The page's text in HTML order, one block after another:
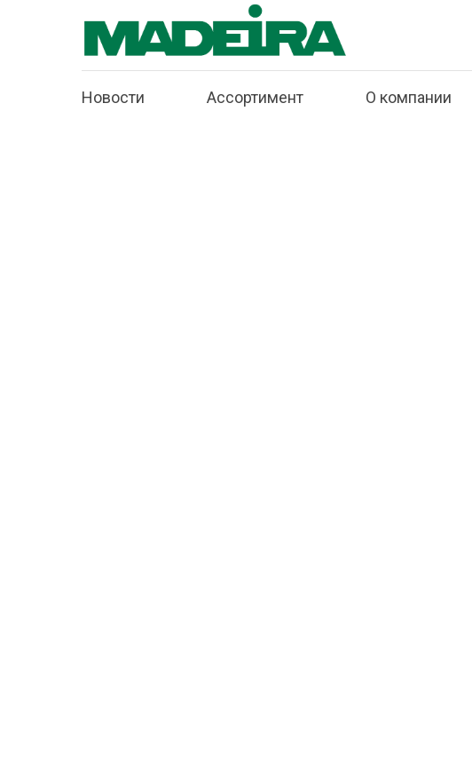
Новости Ассортимент О компании